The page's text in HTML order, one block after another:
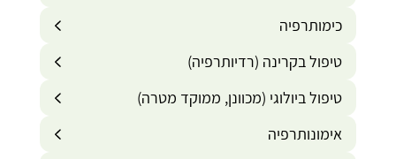
כימותרפיה
טיפול בקרינה (רדיותרפיה)
טיפול ביולוגי (מכוונן, ממוקד מטרה)
אימונותרפיה